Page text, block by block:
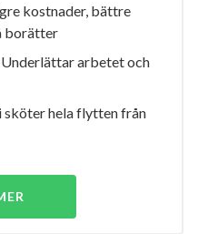
kostnader, bättre
borätter
arbetet och
sköter hela flytten från